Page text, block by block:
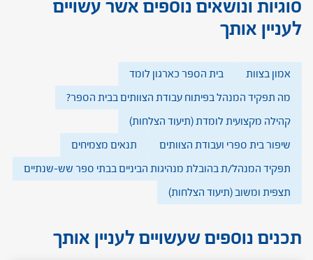
סוגיות ונושאים נוספים אשר עשויים
לעניין אותך
אמון בצוות
בית הספר כארגון לומד
מה תפקיד המנהל בפיתוח עבודת הצוותים בבית הספר?
קהילה מקצועית לומדת (תיעוד הצלחות)
שיפור בית ספרי ועבודת הצוותים
תנאים מצמיחים
תפקיד המנהל/ת בהובלת מנהיגות הביניים בבתי ספר שש-שנתיים
תצפית ומשוב (תיעוד הצלחות)
תכנים נוספים שעשויים לעניין אותך